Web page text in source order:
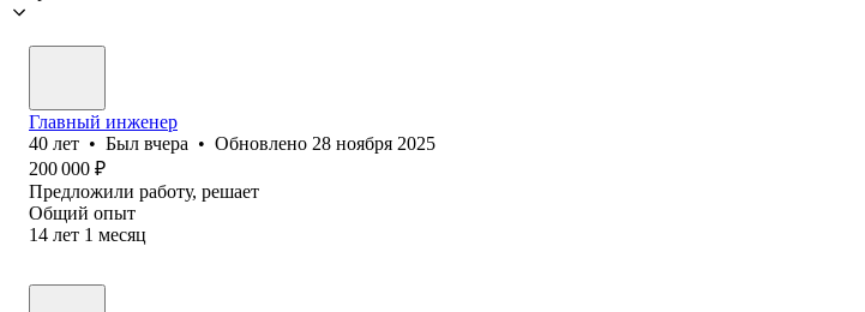
Главный инженер
40 лет • Был вчера • Обновлено 28 ноября 2025
200 000 ₽
Предложили работу, решает
Общий опыт
14 лет 1 месяц